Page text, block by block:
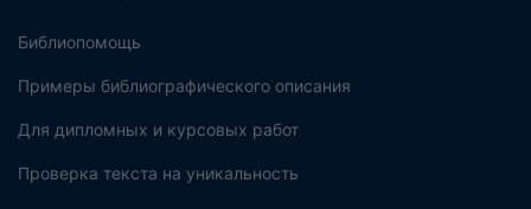
Библиопомощь
Примеры библиографического описания
Для дипломных и курсовых работ
Проверка текста на уникальность